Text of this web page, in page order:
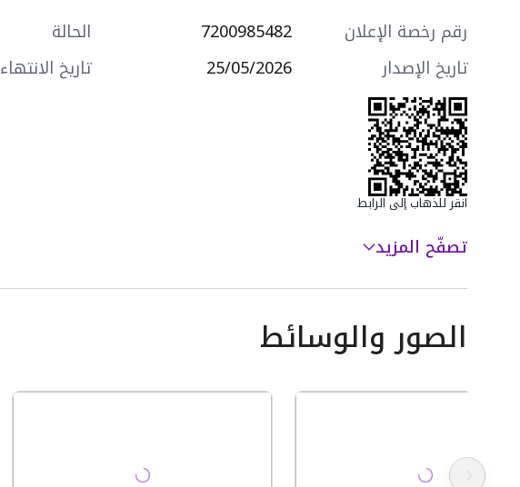
- غرفة سائق
التجهيزات:
- تكييف سبليت
- نظام أمن
- مصعد كهربائي
- كاميرات مراقبة
سعرها 850000 ر.س
رقم رخصة الإعلان 7200985482 الحالة
تاريخ الإصدار
25/05/2026 تاريخ الانتهاء
انقر للذهاب إلى الرابط
تصفّح المزيد
الصور والوسائط